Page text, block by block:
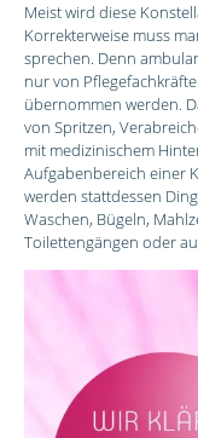
Meist wird diese
Korrekterweise muss
sprechen. Denn
nur von
übernommen werden.
von Spritzen,
mit medizinischem
Aufgabenbereich einer
werden stattdessen
Waschen, Bügeln,
Toilettengängen oder